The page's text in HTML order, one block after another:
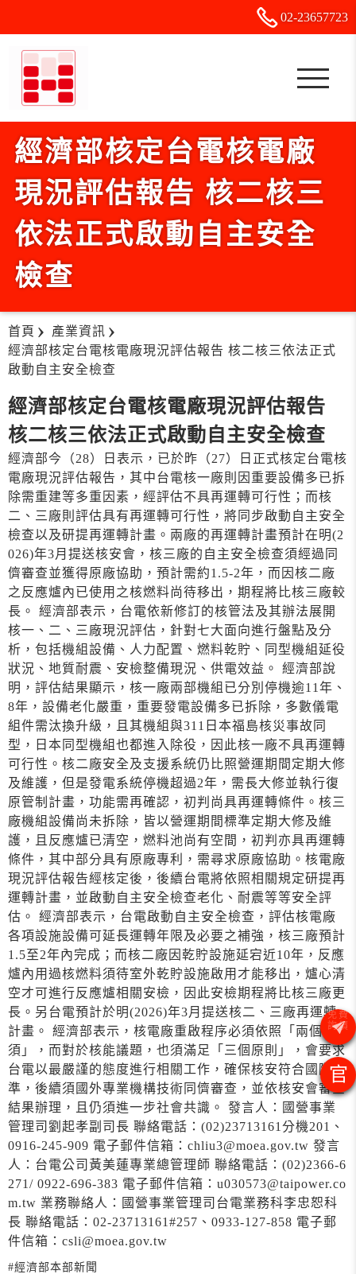
02-23657723
經濟部核定台電核電廠
現況評估報告 核二核三
依法正式啟動自主安全
檢查
首頁
產業資訊
經濟部核定台電核電廠現況評估報告 核二核三依法正式
啟動自主安全檢查
經濟部核定台電核電廠現況評估報告
核二核三依法正式啟動自主安全檢查
經濟部今（28）日表示，已於昨（27）日正式核定台電核
電廠現況評估報告，其中台電核一廠則因重要設備多已拆
除需重建等多重因素，經評估不具再運轉可行性；而核
二、三廠則評估具有再運轉可行性，將同步啟動自主安全
檢查以及研提再運轉計畫。兩廠的再運轉計畫預計在明(2
026)年3月提送核安會，核三廠的自主安全檢查須經過同
儕審查並獲得原廠協助，預計需約1.5-2年，而因核二廠
之反應爐內已使用之核燃料尚待移出，期程將比核三廠較
長。 經濟部表示，台電依新修訂的核管法及其辦法展開
核一、二、三廠現況評估，針對七大面向進行盤點及分
析，包括機組設備、人力配置、燃料乾貯、同型機組延役
狀況、地質耐震、安檢整備現況、供電效益。 經濟部說
明，評估結果顯示，核一廠兩部機組已分別停機逾11年、
8年，設備老化嚴重，重要發電設備多已拆除，多數儀電
組件需汰換升級，且其機組與311日本福島核災事故同
型，日本同型機組也都進入除役，因此核一廠不具再運轉
可行性。核二廠安全及支援系統仍比照營運期間定期大修
及維護，但是發電系統停機超過2年，需長大修並執行復
原管制計畫，功能需再確認，初判尚具再運轉條件。核三
廠機組設備尚未拆除，皆以營運期間標準定期大修及維
護，且反應爐已清空，燃料池尚有空間，初判亦具再運轉
條件，其中部分具有原廠專利，需尋求原廠協助。核電廠
現況評估報告經核定後，後續台電將依照相關規定研提再
運轉計畫，並啟動自主安全檢查老化、耐震等等安全評
估。 經濟部表示，台電啟動自主安全檢查，評估核電廠
各項設施設備可延長運轉年限及必要之補強，核三廠預計
1.5至2年內完成；而核二廠因乾貯設施延宕近10年，反應
爐內用過核燃料須待室外乾貯設施啟用才能移出，爐心清
空才可進行反應爐相關安檢，因此安檢期程將比核三廠更
長。另台電預計於明(2026)年3月提送核二、三廠再運轉
計畫。 經濟部表示，核電廠重啟程序必須依照「兩個必
須」，而對於核能議題，也須滿足「三個原則」，會要求
台電以最嚴謹的態度進行相關工作，確保核安符合國際標
準，後續須國外專業機構技術同儕審查，並依核安會審查
結果辦理，且仍須進一步社會共識。 發言人：國營事業
管理司劉起孝副司長 聯絡電話：(02)23713161分機201、
0916-245-909 電子郵件信箱：chliu3@moea.gov.tw 發言
人：台電公司黃美蓮專業總管理師 聯絡電話：(02)2366-6
271/ 0922-696-383 電子郵件信箱：u030573@taipower.co
m.tw 業務聯絡人：國營事業管理司台電業務科李忠恕科
長 聯絡電話：02-23713161#257、0933-127-858 電子郵
件信箱：csli@moea.gov.tw
#經濟部本部新聞
官